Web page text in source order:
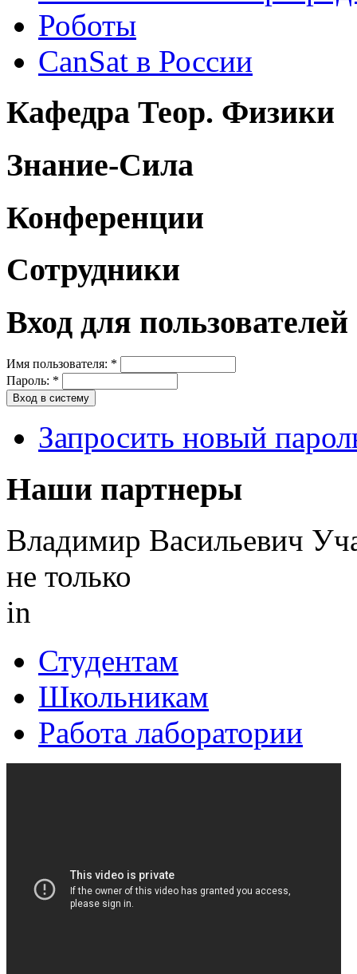
Роботы
CanSat в России
Кафедра Теор. Физики
Знание-Сила
Конференции
Сотрудники
Вход для пользователей
Имя пользователя: *
Пароль: *
Запросить новый
Наши партнеры
Владимир Васильевич
не только
in
Студентам
Школьникам
Работа лаборатории